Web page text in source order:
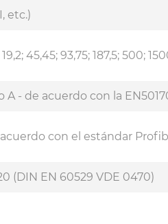
etc.)
19,2; 45,45; 93,75; 187,5; 500;
A - de acuerdo con la
con el estándar
(DIN EN 60529 VDE 0470)